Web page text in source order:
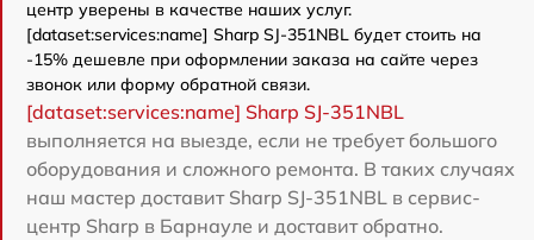
центр уверены в качестве наших услуг.
[dataset:services:name] Sharp SJ-351NBL будет стоить на
-15% дешевле при оформлении заказа на сайте через
звонок или форму обратной связи.
[dataset:services:name] Sharp SJ-351NBL
выполняется на выезде, если не требует большого
оборудования и сложного ремонта. В таких случаях
наш мастер доставит Sharp SJ-351NBL в сервис-
центр Sharp в Барнауле и доставит обратно.